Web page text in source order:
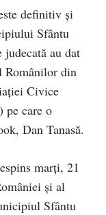
definitiv și
Sfântu
judecată au dat
din
Civice
pe care o
Dan Tanasă.
marți, 21
şi al
Sfântu